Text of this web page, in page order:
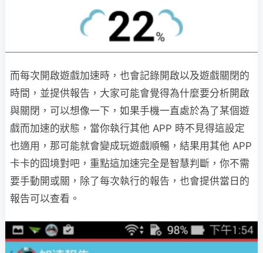
而每次開啟遊戲加速時，也會記錄開啟以及遊戲關閉的
時間，並提供報告，大家可能會覺得為什麼要分析開啟
與關閉，可以想像一下，如果手機一直處於為了某個遊
戲而加速的狀態，當你執行其他 APP 時不見得這設定
也適用，那可能就會變成玩遊戲順暢，結果用其他 APP
卡卡的囧境對吧，重點這加速完全是智慧判斷，你不需
要手動開或關，除了每次執行的報告，也會提供當日的
報告可以查看。